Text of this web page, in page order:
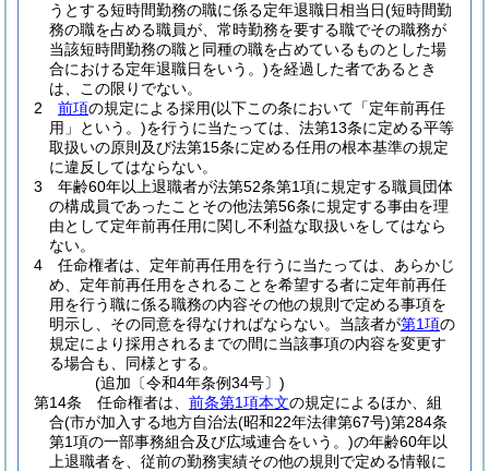
うとする短時間勤務の職に係る定年退職日相当日(短時間勤
務の職を占める職員が、常時勤務を要する職でその職務が
当該短時間勤務の職と同種の職を占めているものとした場
合における定年退職日をいう。)を経過した者であるとき
は、この限りでない。
2
前項の規定による採用(以下この条において「定年前再任
用」という。)を行うに当たっては、法第13条に定める平等
取扱いの原則及び法第15条に定める任用の根本基準の規定
に違反してはならない。
3
年齢60年以上退職者が法第52条第1項に規定する職員団体
の構成員であったことその他法第56条に規定する事由を理
由として定年前再任用に関し不利益な取扱いをしてはなら
ない。
4
任命権者は、定年前再任用を行うに当たっては、あらかじ
め、定年前再任用をされることを希望する者に定年前再任
用を行う職に係る職務の内容その他の規則で定める事項を
明示し、その同意を得なければならない。 当該者が第1項の
規定により採用されるまでの間に当該事項の内容を変更す
る場合も、同様とする。
(追加〔令和4年条例34号〕)
第14条
任命権者は、 前条第1項本文の規定によるほか、組
合(市が加入する地方自治法(昭和22年法律第67号)第284条
第1項の一部事務組合及び広域連合をいう。)の年齢60年以
上退職者を、従前の勤務実績その他の規則で定める情報に